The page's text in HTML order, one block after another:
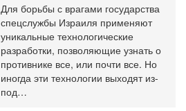
Для борьбы с врагами государства
спецслужбы Израиля применяют
уникальные технологические
разработки, позволяющие узнать о
противнике все, или почти все. Но
иногда эти технологии выходят из-
под…